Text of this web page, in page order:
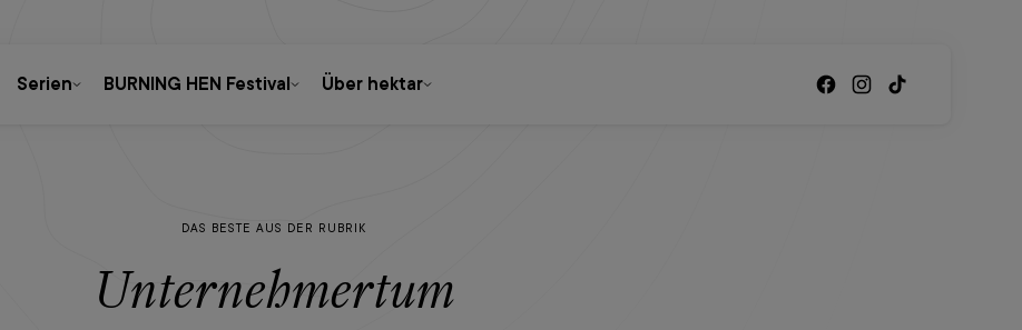
Serien BURNING HEN Festival Über hektar
DAS BESTE AUS DER RUBRIK
Unternehmertum